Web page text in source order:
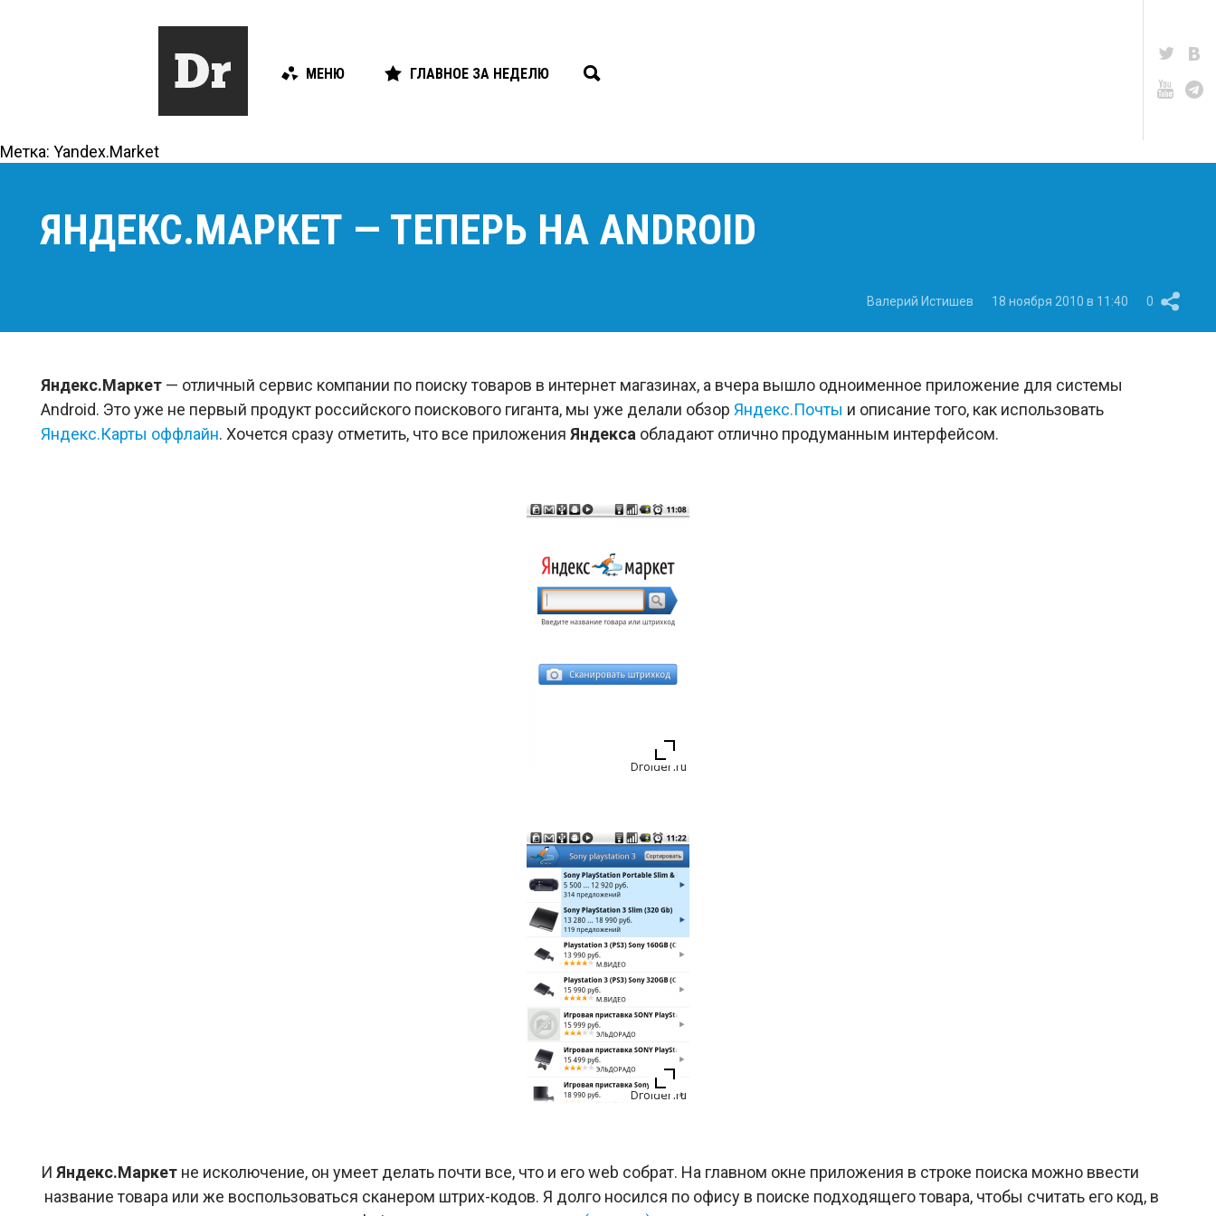
МЕНЮ ГЛАВНОЕ ЗА НЕДЕЛЮ
Метка: Yandex.Market
ЯНДЕКС.МАРКЕТ — ТЕПЕРЬ НА ANDROID
Валерий Истишев 18 ноября 2010 в 11:40 0
Яндекс.Маркет — отличный сервис компании по поиску товаров в интернет магазинах, а вчера вышло одноименное приложение для системы
Android. Это уже не первый продукт российского поискового гиганта, мы уже делали обзор Яндекс.Почты и описание того, как использовать
Яндекс.Карты оффлайн. Хочется сразу отметить, что все приложения Яндекса обладают отлично продуманным интерфейсом.
И Яндекс.Маркет не исколючение, он умеет делать почти все, что и его web собрат. На главном окне приложения в строке поиска можно ввести
название товара или же воспользоваться сканером штрих-кодов. Я долго носился по офису в поиске подходящего товара, чтобы считать его код, в